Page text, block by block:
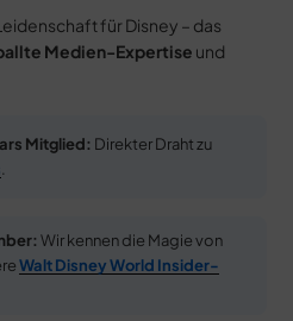
für Disney – das
Medien-Expertise und
Mitglied: Direkter Draht zu
.
Wir kennen die Magie von
Walt Disney World Insider-